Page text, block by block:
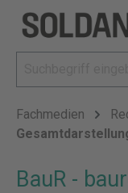
Fachmedien
BauR -